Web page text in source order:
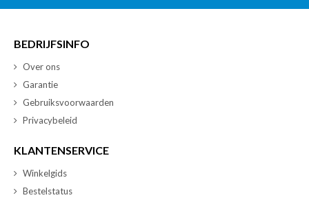
BEDRIJFSINFO
Over ons
Garantie
Gebruiksvoorwaarden
Privacybeleid
KLANTENSERVICE
Winkelgids
Bestelstatus